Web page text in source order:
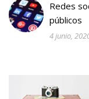
Redes
públicos
4 junio,